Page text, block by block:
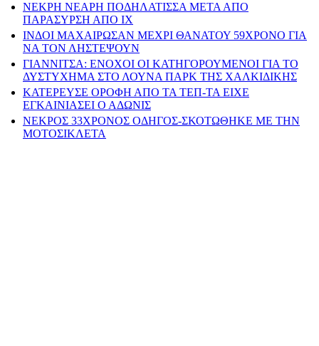
ΝΕΚΡΗ ΝΕΑΡΗ ΠΟΔΗΛΑΤΙΣΣΑ ΜΕΤΑ ΑΠΟ
ΠΑΡΑΣΥΡΣΗ ΑΠΟ ΙΧ
ΙΝΔΟΙ ΜΑΧΑΙΡΩΣΑΝ ΜΕΧΡΙ ΘΑΝΑΤΟΥ 59ΧΡΟΝΟ ΓΙΑ
ΝΑ ΤΟΝ ΛΗΣΤΕΨΟΥΝ
ΓΙΑΝΝΙΤΣΑ: ΕΝΟΧΟΙ ΟΙ ΚΑΤΗΓΟΡΟΥΜΕΝΟΙ ΓΙΑ ΤΟ
ΔΥΣΤΥΧΗΜΑ ΣΤΟ ΛΟΥΝΑ ΠΑΡΚ ΤΗΣ ΧΑΛΚΙΔΙΚΗΣ
ΚΑΤΕΡΕΥΣΕ ΟΡΟΦΗ ΑΠΟ ΤΑ ΤΕΠ-ΤΑ ΕΙΧΕ
ΕΓΚΑΙΝΙΑΣΕΙ Ο ΑΔΩΝΙΣ
ΝΕΚΡΟΣ 33ΧΡΟΝΟΣ ΟΔΗΓΟΣ-ΣΚΟΤΩΘΗΚΕ ΜΕ ΤΗΝ
ΜΟΤΟΣΙΚΛΕΤΑ